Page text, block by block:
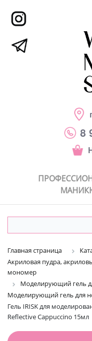
8
Главная страница
Акриловая пудра,
мономер
Моделирующий гель
Моделирующий гель для
Гель IRISK для
Reflective Cappuccino 15мл